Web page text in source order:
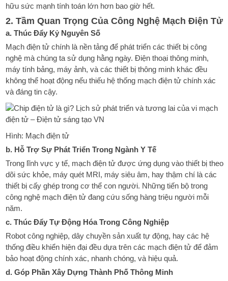
hữu sức mạnh tính toán lớn hơn bao giờ hết.
2. Tầm Quan Trọng Của Công Nghệ Mạch Điện Tử
a. Thúc Đẩy Kỷ Nguyên Số
Mạch điện tử chính là nền tảng để phát triển các thiết bị công
nghệ mà chúng ta sử dụng hằng ngày. Điện thoại thông minh,
máy tính bảng, máy ảnh, và các thiết bị thông minh khác đều
không thể hoạt động nếu thiếu hệ thống mạch điện tử chính xác
và đáng tin cậy.
Hình: Mạch điện tử
b. Hỗ Trợ Sự Phát Triển Trong Ngành Y Tế
Trong lĩnh vực y tế, mạch điện tử được ứng dụng vào thiết bị theo
dõi sức khỏe, máy quét MRI, máy siêu âm, hay thậm chí là các
thiết bị cấy ghép trong cơ thể con người. Những tiến bộ trong
công nghệ mạch điện tử đang cứu sống hàng triệu người mỗi
năm.
c. Thúc Đẩy Tự Động Hóa Trong Công Nghiệp
Robot công nghiệp, dây chuyền sản xuất tự động, hay các hệ
thống điều khiển hiện đại đều dựa trên các mạch điện tử để đảm
bảo hoạt động chính xác, nhanh chóng, và hiệu quả.
d. Góp Phần Xây Dựng Thành Phố Thông Minh